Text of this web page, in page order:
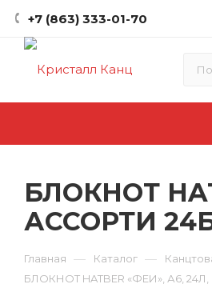
+7 (863) 333-01-70
БЛОКНОТ
АССОРТИ
Главная — Каталог —
БЛОКНОТ HATBER «ФЕИ», А6,